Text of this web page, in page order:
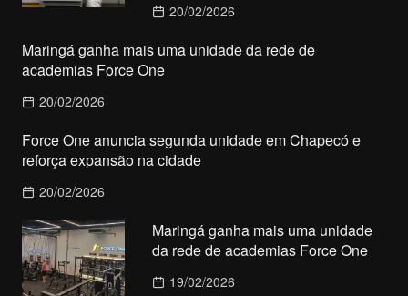
20/02/2026
Maringá ganha mais uma unidade da rede de
academias Force One
20/02/2026
Force One anuncia segunda unidade em Chapecó e
reforça expansão na cidade
20/02/2026
Maringá ganha mais uma unidade
da rede de academias Force One
19/02/2026